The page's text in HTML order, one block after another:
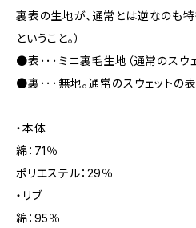
裏表の生地が、通常とは逆なのも特
ということ。）
●表･･･ミニ裏毛生地（通常のスウ
●裏･･･無地。通常のスウェットの表
・本体
綿：71％
ポリエステル：29％
・リブ
綿：95％